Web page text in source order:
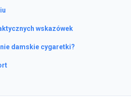
wskazówek
damskie cygaretki?